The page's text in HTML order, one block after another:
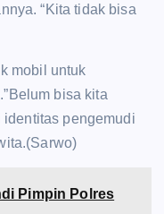
“Kita tidak bisa
mobil untuk
bisa kita
pengemudi
Pimpin Polres